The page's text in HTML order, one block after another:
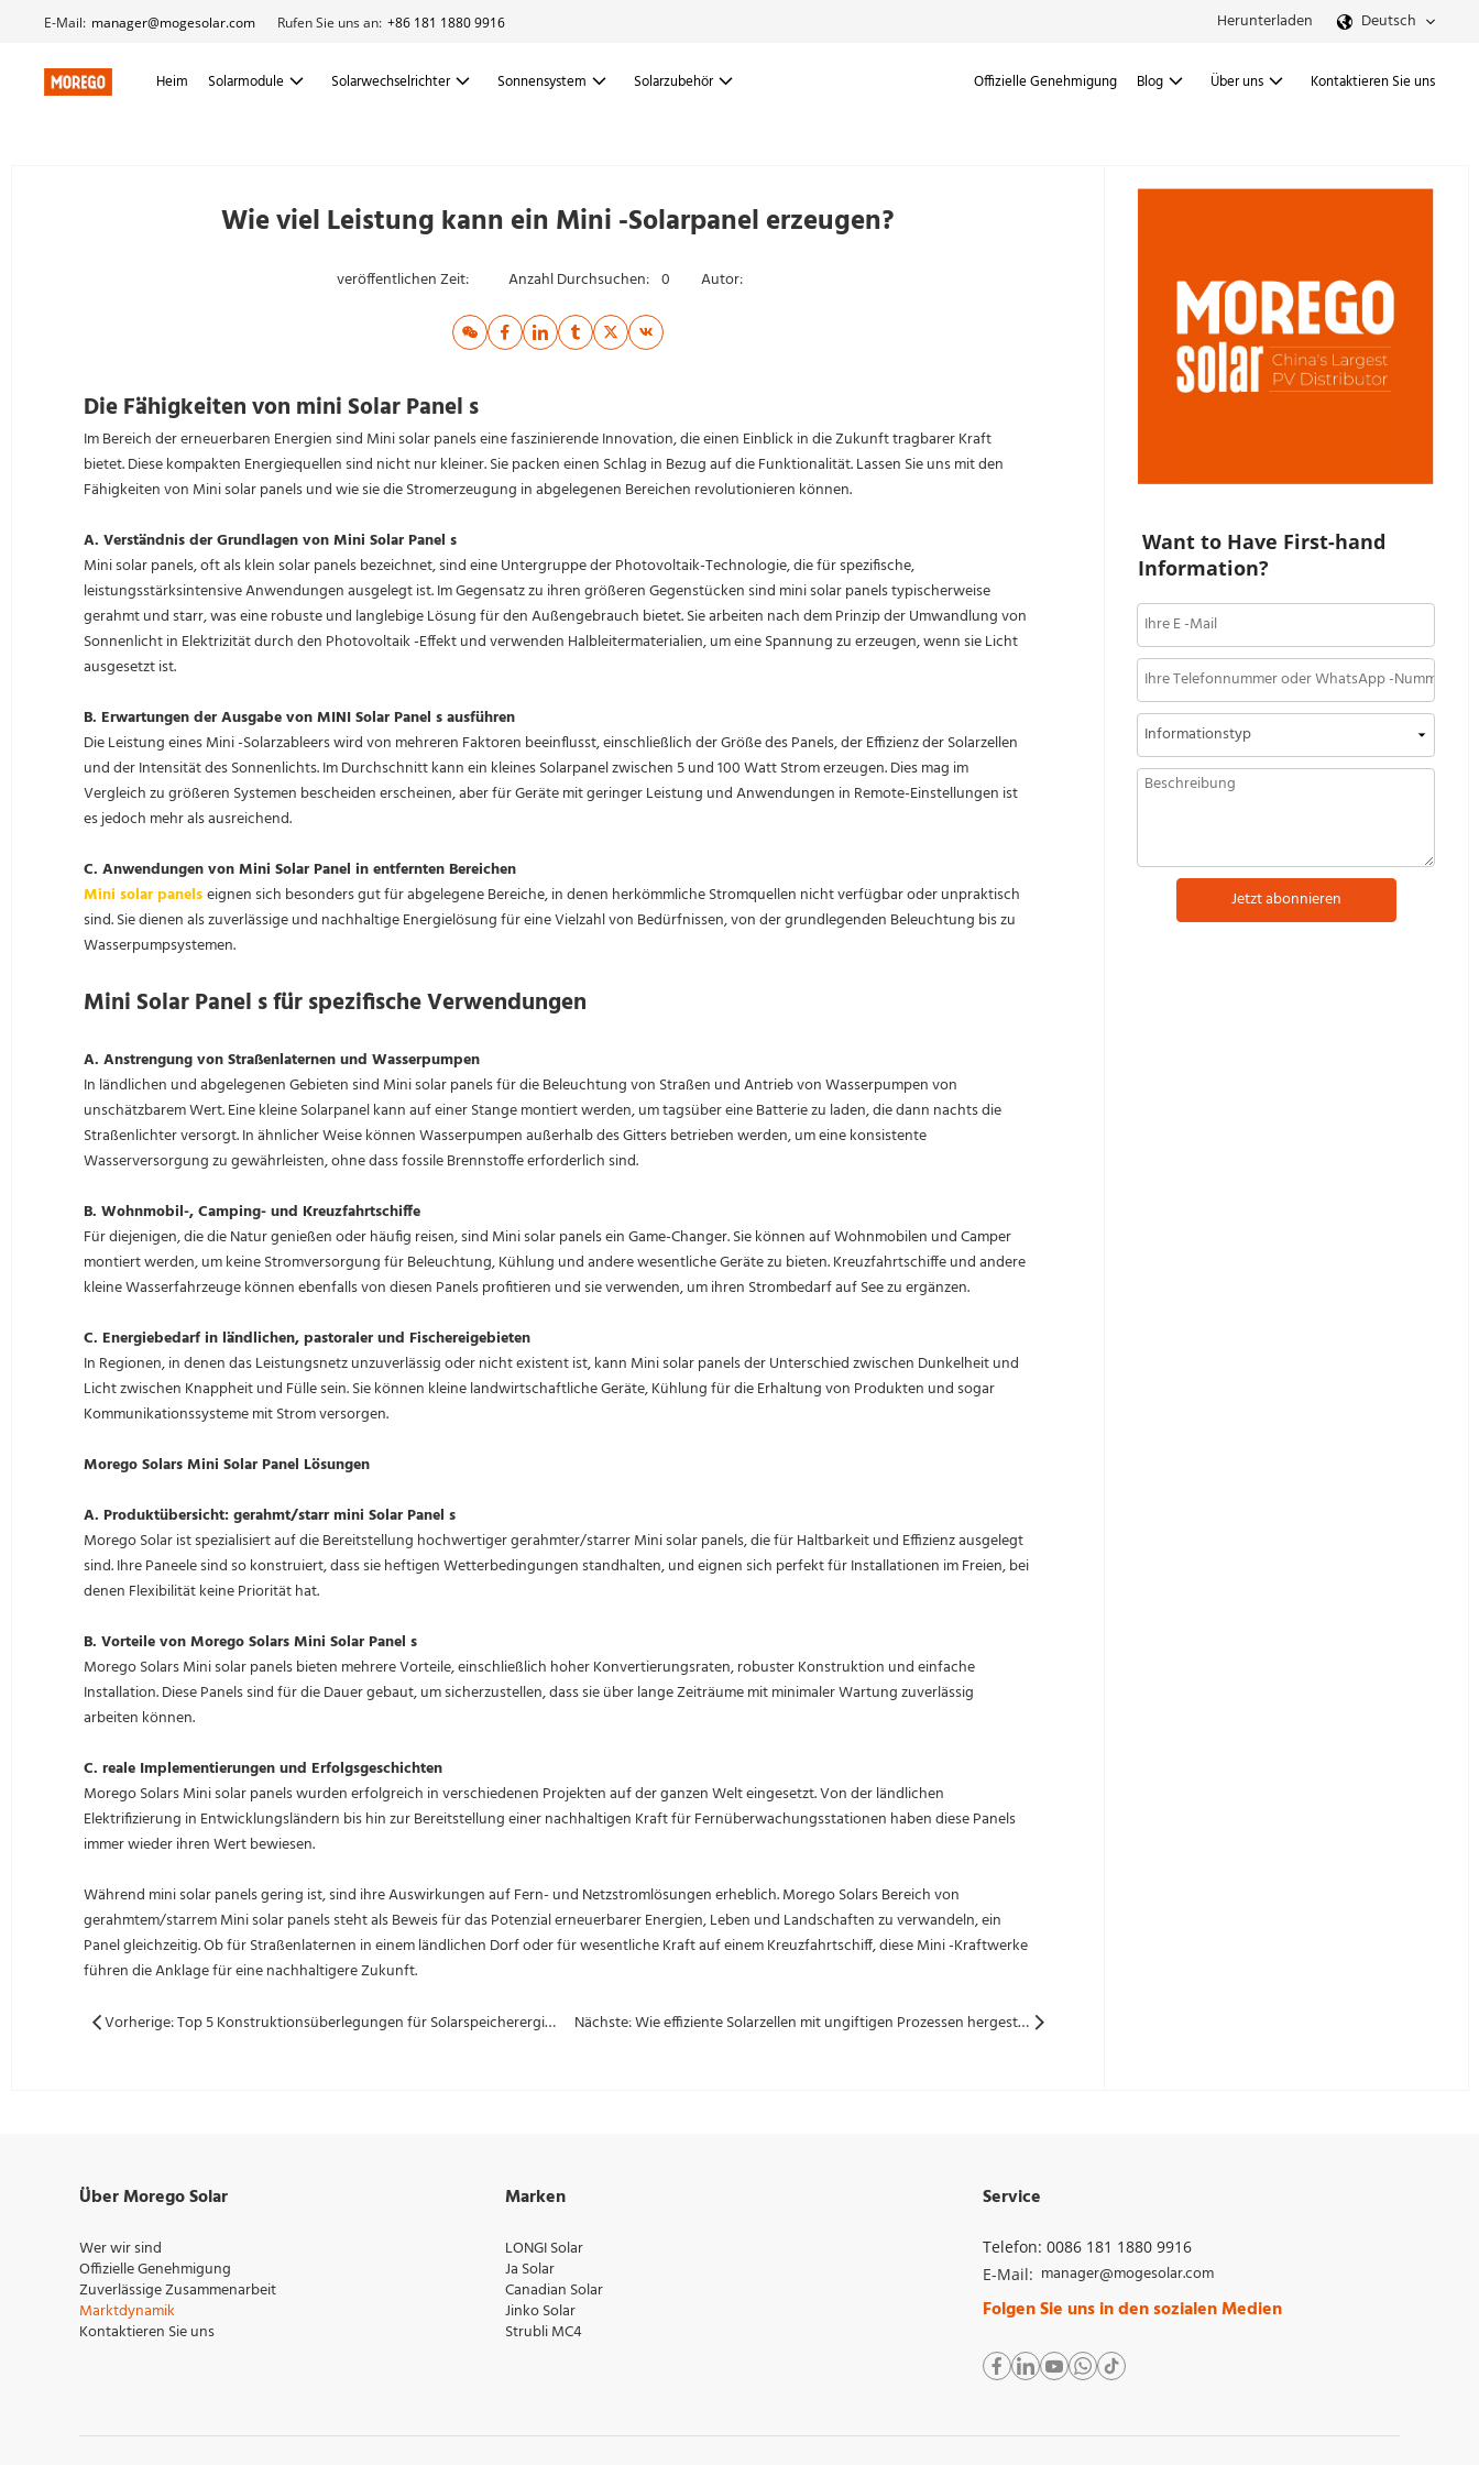
E-Mail: manager@mogesolar.com Rufen Sie uns an: +86 181 1880 9916 Herunterladen Deutsch
Heim Solarmodule Solarwechselrichter Sonnensystem Solarzubehör Offizielle Genehmigung Blog Über uns Kontaktieren Sie uns
Wie viel Leistung kann ein Mini -Solarpanel erzeugen?
veröffentlichen Zeit: Anzahl Durchsuchen: 0 Autor:
Die Fähigkeiten von mini Solar Panel s
Im Bereich der erneuerbaren Energien sind Mini solar panels eine faszinierende Innovation, die einen Einblick in die Zukunft tragbarer Kraft
bietet. Diese kompakten Energiequellen sind nicht nur kleiner. Sie packen einen Schlag in Bezug auf die Funktionalität. Lassen Sie uns mit den
Fähigkeiten von Mini solar panels und wie sie die Stromerzeugung in abgelegenen Bereichen revolutionieren können.
A. Verständnis der Grundlagen von Mini Solar Panel s
Mini solar panels, oft als klein solar panels bezeichnet, sind eine Untergruppe der Photovoltaik-Technologie, die für spezifische,
leistungsstärksintensive Anwendungen ausgelegt ist. Im Gegensatz zu ihren größeren Gegenstücken sind mini solar panels typischerweise
gerahmt und starr, was eine robuste und langlebige Lösung für den Außengebrauch bietet. Sie arbeiten nach dem Prinzip der Umwandlung von
Sonnenlicht in Elektrizität durch den Photovoltaik -Effekt und verwenden Halbleitermaterialien, um eine Spannung zu erzeugen, wenn sie Licht
ausgesetzt ist.
B. Erwartungen der Ausgabe von MINI Solar Panel s ausführen
Die Leistung eines Mini -Solarzableers wird von mehreren Faktoren beeinflusst, einschließlich der Größe des Panels, der Effizienz der Solarzellen
und der Intensität des Sonnenlichts. Im Durchschnitt kann ein kleines Solarpanel zwischen 5 und 100 Watt Strom erzeugen. Dies mag im
Vergleich zu größeren Systemen bescheiden erscheinen, aber für Geräte mit geringer Leistung und Anwendungen in Remote-Einstellungen ist
es jedoch mehr als ausreichend.
C. Anwendungen von Mini Solar Panel in entfernten Bereichen
Mini solar panelseignen sich besonders gut für abgelegene Bereiche, in denen herkömmliche Stromquellen nicht verfügbar oder unpraktisch
sind. Sie dienen als zuverlässige und nachhaltige Energielösung für eine Vielzahl von Bedürfnissen, von der grundlegenden Beleuchtung bis zu
Wasserpumpsystemen.
Mini Solar Panel s für spezifische Verwendungen
A. Anstrengung von Straßenlaternen und Wasserpumpen
In ländlichen und abgelegenen Gebieten sind Mini solar panels für die Beleuchtung von Straßen und Antrieb von Wasserpumpen von
unschätzbarem Wert. Eine kleine Solarpanel kann auf einer Stange montiert werden, um tagsüber eine Batterie zu laden, die dann nachts die
Straßenlichter versorgt. In ähnlicher Weise können Wasserpumpen außerhalb des Gitters betrieben werden, um eine konsistente
Wasserversorgung zu gewährleisten, ohne dass fossile Brennstoffe erforderlich sind.
B. Wohnmobil-, Camping- und Kreuzfahrtschiffe
Für diejenigen, die die Natur genießen oder häufig reisen, sind Mini solar panels ein Game-Changer. Sie können auf Wohnmobilen und Camper
montiert werden, um keine Stromversorgung für Beleuchtung, Kühlung und andere wesentliche Geräte zu bieten. Kreuzfahrtschiffe und andere
kleine Wasserfahrzeuge können ebenfalls von diesen Panels profitieren und sie verwenden, um ihren Strombedarf auf See zu ergänzen.
C. Energiebedarf in ländlichen, pastoraler und Fischereigebieten
In Regionen, in denen das Leistungsnetz unzuverlässig oder nicht existent ist, kann Mini solar panels der Unterschied zwischen Dunkelheit und
Licht zwischen Knappheit und Fülle sein. Sie können kleine landwirtschaftliche Geräte, Kühlung für die Erhaltung von Produkten und sogar
Kommunikationssysteme mit Strom versorgen.
Morego Solars Mini Solar Panel Lösungen
A. Produktübersicht: gerahmt/starr mini Solar Panel s
Morego Solar ist spezialisiert auf die Bereitstellung hochwertiger gerahmter/starrer Mini solar panels, die für Haltbarkeit und Effizienz ausgelegt
sind. Ihre Paneele sind so konstruiert, dass sie heftigen Wetterbedingungen standhalten, und eignen sich perfekt für Installationen im Freien, bei
denen Flexibilität keine Priorität hat.
B. Vorteile von Morego Solars Mini Solar Panel s
Morego Solars Mini solar panels bieten mehrere Vorteile, einschließlich hoher Konvertierungsraten, robuster Konstruktion und einfache
Installation. Diese Panels sind für die Dauer gebaut, um sicherzustellen, dass sie über lange Zeiträume mit minimaler Wartung zuverlässig
arbeiten können.
C. reale Implementierungen und Erfolgsgeschichten
Morego Solars Mini solar panels wurden erfolgreich in verschiedenen Projekten auf der ganzen Welt eingesetzt. Von der ländlichen
Elektrifizierung in Entwicklungsländern bis hin zur Bereitstellung einer nachhaltigen Kraft für Fernüberwachungsstationen haben diese Panels
immer wieder ihren Wert bewiesen.
Während mini solar panels gering ist, sind ihre Auswirkungen auf Fern- und Netzstromlösungen erheblich. Morego Solars Bereich von
gerahmtem/starrem Mini solar panels steht als Beweis für das Potenzial erneuerbarer Energien, Leben und Landschaften zu verwandeln, ein
Panel gleichzeitig. Ob für Straßenlaternen in einem ländlichen Dorf oder für wesentliche Kraft auf einem Kreuzfahrtschiff, diese Mini -Kraftwerke
führen die Anklage für eine nachhaltigere Zukunft.
Vorherige: Top 5 Konstruktionsüberlegungen für Solarspeicherergiesysteme: Gewährleistung einer langfristigen Zuverlässigkeit Nächste: Wie effiziente Solarzellen mit ungiftigen Prozessen hergestellt werden können
Want to Have First-hand
Information?
Jetzt abonnieren
Über Morego Solar
Wer wir sind
Offizielle Genehmigung
Zuverlässige Zusammenarbeit
Marktdynamik
Kontaktieren Sie uns
Marken
LONGI Solar
Ja Solar
Canadian Solar
Jinko Solar
Strubli MC4
Service
Telefon: 0086 181 1880 9916
E-Mail: manager@mogesolar.com
Folgen Sie uns in den sozialen Medien